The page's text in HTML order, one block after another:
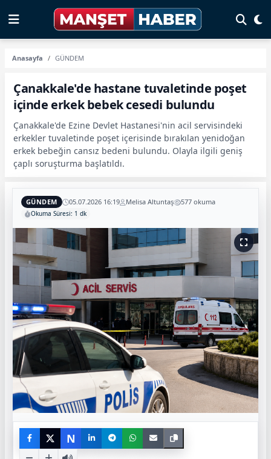
Anasayfa GÜNDEM
Çanakkale'de hastane tuvaletinde poşet
içinde erkek bebek cesedi bulundu
Çanakkale'de Ezine Devlet Hastanesi'nin acil servisindeki
erkekler tuvaletinde poşet içerisinde bırakılan yenidoğan
erkek bebeğin cansız bedeni bulundu. Olayla ilgili geniş
çaplı soruşturma başlatıldı.
GÜNDEM 05.07.2026 16:19 Melisa Altuntaş 577 okuma
Okuma Süresi: 1 dk
N